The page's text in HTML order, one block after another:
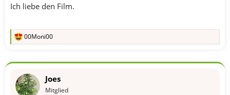
Ich liebe den Film.
R
k
o
00Moni00
Joes
Mitglied